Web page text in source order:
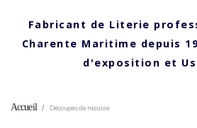
Fabricant de Literie
Charente Maritime depuis
d'exposition et
Accueil Découpes de mousse